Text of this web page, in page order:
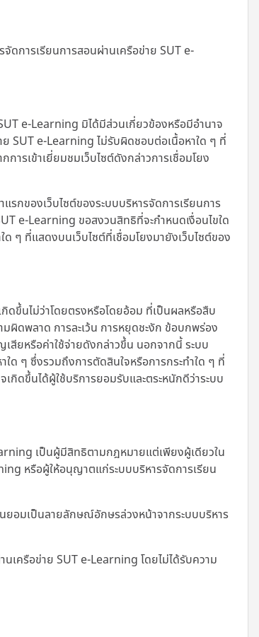
ดการเรียนการสอนผ่านเครือข่าย SUT e-
e-Learning มิได้มีส่วนเกี่ยวข้องหรือมีอำนาจ
SUT e-Learning ไม่รับผิดชอบต่อเนื้อหาใด ๆ ที่
ารเข้าเยี่ยมชมเว็บไซต์ดังกล่าวการเชื่อมโยง
กของเว็บไซต์ของระบบบริหารจัดการเรียนการ
e-Learning ขอสงวนสิทธิที่จะกำหนดเงื่อนไขใด
ๆ ที่แสดงบนเว็บไซต์ที่เชื่อมโยงมายังเว็บไซต์ของ
ดขึ้นไม่ว่าโดยตรงหรือโดยอ้อม ที่เป็นผลหรือสืบ
มผิดพลาด การละเว้น การหยุดชะงัก ข้อบกพร่อง
เสียหรือค่าใช้จ่ายดังกล่าวขึ้น นอกจากนี้ระบบ
ด ๆ ซึ่งรวมถึงการตัดสินใจหรือการกระทำใด ๆ ที่
กิดขึ้นได้ผู้ใช้บริการยอมรับและตระหนักดีว่าระบบ
เป็นผู้มีสิทธิตามกฎหมายแต่เพียงผู้เดียวใน
หรือผู้ให้อนุญาตแก่ระบบบริหารจัดการเรียน
ยอมเป็นลายลักษณ์อักษรล่วงหน้าจากระบบบริหาร
เครือข่าย SUT e-Learning โดยไม่ได้รับความ